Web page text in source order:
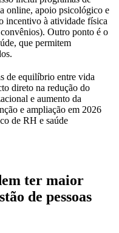
online, apoio psicológico e
incentivo à atividade física
Outro ponto é o
que permitem
de equilíbrio entre vida
direto na redução do
e aumento da
e ampliação em 2026
de RH e saúde
ter maior
de pessoas